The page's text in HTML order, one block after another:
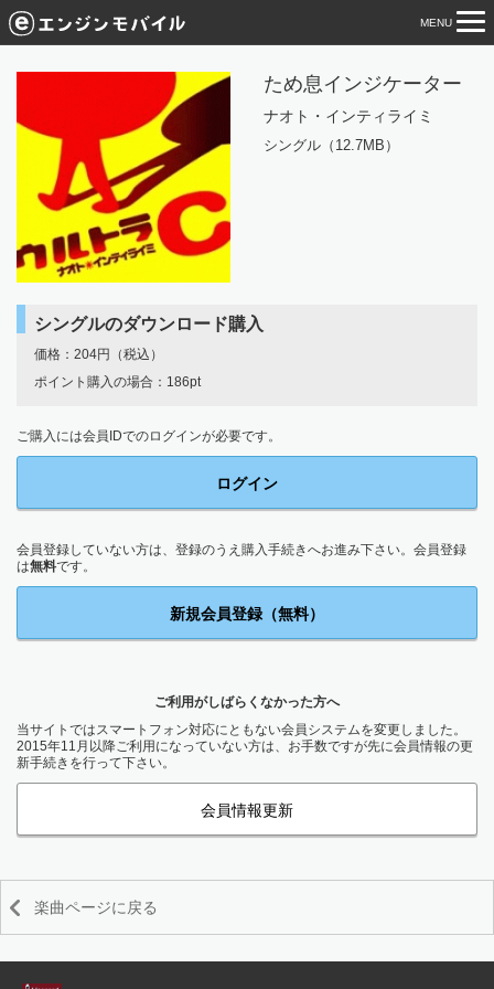
MENU
ため息インジケーター
ナオト・インティライミ
シングル（12.7MB）
シングルのダウンロード購入
価格：204円（税込）
ポイント購入の場合：186pt
ご購入には会員IDでのログインが必要です。
ログイン
会員登録していない方は、登録のうえ購入手続きへお進み下さい。会員登録
は無料です。
新規会員登録（無料）
ご利用がしばらくなかった方へ
当サイトではスマートフォン対応にともない会員システムを変更しました。
2015年11月以降ご利用になっていない方は、お手数ですが先に会員情報の更
新手続きを行って下さい。
会員情報更新
楽曲ページに戻る